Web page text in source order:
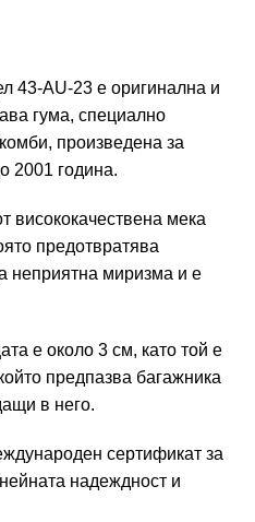
43-AU-23 е оригинална и
гума, специално
произведена за
2001 година.
висококачествена мека
предотвратява
неприятна миризма и е
е около 3 см, като той е
предпазва багажника
в него.
сертификат за
надеждност и